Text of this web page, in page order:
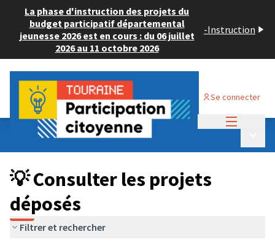
La phase d'instruction des projets du
budget participatif départemental
jeunesse 2026 est en cours : du 06 juillet
2026 au 11 octobre 2026
-Instruction
Se connecter
Budget Participatif JEUNESSE 2024
💡 Consulter les projets déposés
💡 Consulter les projets
déposés
Filtrer et rechercher